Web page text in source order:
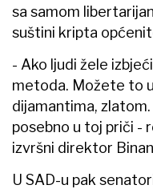
sa samom
suštini kripta
- Ako ljudi žele
metoda. Možete to
dijamantima,
posebno u toj priči -
izvršni direktor
U SAD-u pak